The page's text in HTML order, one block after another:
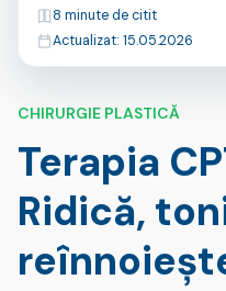
CHIRURGIE PLASTICĂ
Terapia
Ridică,
Timp de citire
8 minute de citit
Ultima actualizare
Actualizat: 15.05.2026